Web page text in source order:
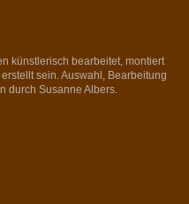
künstlerisch bearbeitet, montiert
sein. Auswahl, Bearbeitung
durch Susanne Albers.